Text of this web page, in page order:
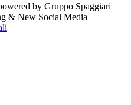
by Gruppo Spaggiari
& New Social Media